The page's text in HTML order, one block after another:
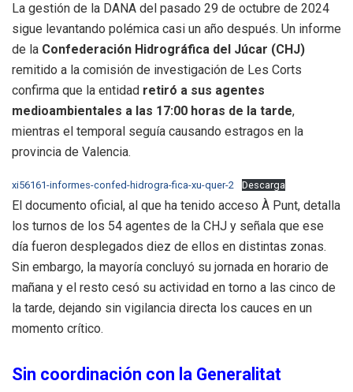
La gestión de la DANA del pasado 29 de octubre de 2024
sigue levantando polémica casi un año después. Un informe
de la Confederación Hidrográfica del Júcar (CHJ)
remitido a la comisión de investigación de Les Corts
confirma que la entidad retiró a sus agentes
medioambientales a las 17:00 horas de la tarde,
mientras el temporal seguía causando estragos en la
provincia de Valencia.
xi56161-informes-confed-hidrogra-fica-xu-quer-2 Descarga
El documento oficial, al que ha tenido acceso À Punt, detalla
los turnos de los 54 agentes de la CHJ y señala que ese
día fueron desplegados diez de ellos en distintas zonas.
Sin embargo, la mayoría concluyó su jornada en horario de
mañana y el resto cesó su actividad en torno a las cinco de
la tarde, dejando sin vigilancia directa los cauces en un
momento crítico.
Sin coordinación con la Generalitat